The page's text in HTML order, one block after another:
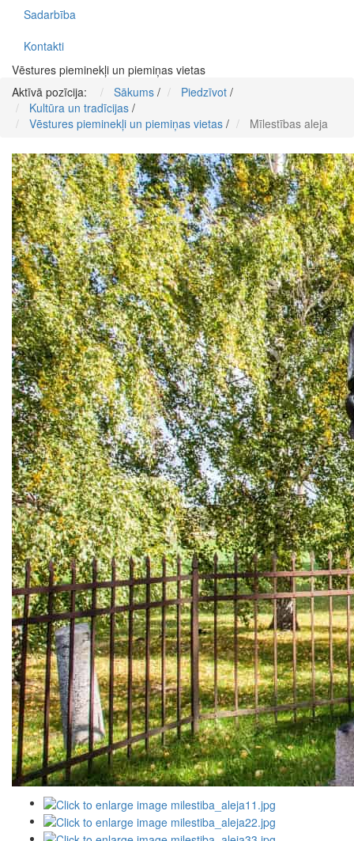
Sadarbība
Kontakti
Vēstures pieminekļi un piemiņas vietas
Aktīvā pozīcija:
Sākums / Piedzīvot /
Kultūra un tradīcijas /
Vēstures pieminekļi un piemiņas vietas / Mīlestības aleja